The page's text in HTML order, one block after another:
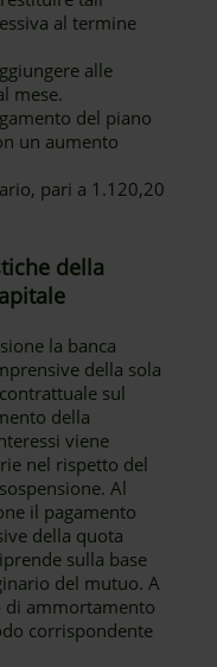
al termine
alle
mese.
del piano
un aumento
pari a 1.120,20
della
la banca
della sola
sul
della
viene
nel rispetto del
Al
il pagamento
della quota
sulla base
del mutuo. A
di ammortamento
corrispondente